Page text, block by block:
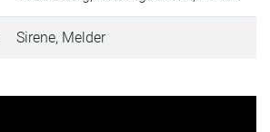
Sirene, Melder